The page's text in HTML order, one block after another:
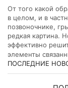
От того какой
в целом, и в
позвоночнике,
редкая картина.
эффективно
элементы
ПОСЛЕДНИЕ